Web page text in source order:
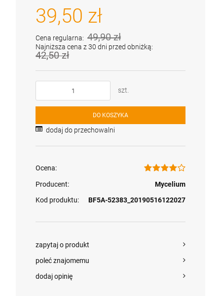
39,50 zł
Cena regularna: 49,90 zł
Najniższa cena z 30 dni przed obniżką:
42,50 zł
szt.
DO KOSZYKA
dodaj do przechowalni
Ocena:
Producent:
Mycelium
Kod produktu:
BF5A-52383_20190516122027
zapytaj o produkt
poleć znajomemu
dodaj opinię